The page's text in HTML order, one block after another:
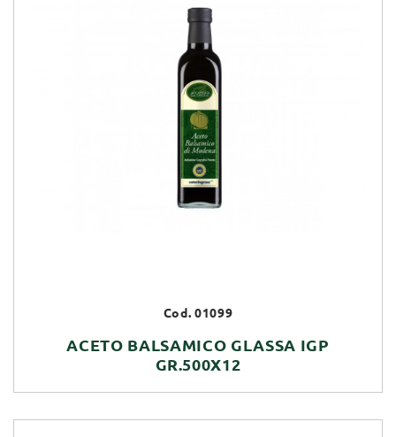
Cod. 01099
ACETO BALSAMICO GLASSA IGP
GR.500X12